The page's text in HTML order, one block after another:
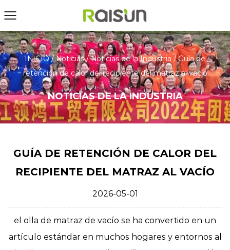
INICIO/Noticias/Noticias de la Industria /Guía de
retención de calor del recipiente del matraz al vacío
NOTICIAS DE LA INDUSTRIA
GUÍA DE RETENCIÓN DE CALOR DEL
RECIPIENTE DEL MATRAZ AL VACÍO
2026-05-01
el olla de matraz de vacío se ha convertido en un
artículo estándar en muchos hogares y entornos al